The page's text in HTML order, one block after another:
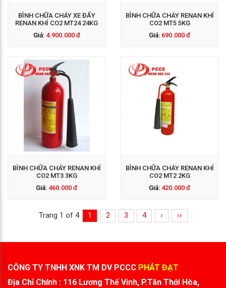
BÌNH CHỮA CHÁY XE ĐẨY
RENAN KHÍ CO2 MT24 24KG
Giá: 4.900.000 đ
BÌNH CHỮA CHÁY RENAN KHÍ
CO2 MT5 5KG
Giá: 690.000 đ
BÌNH CHỮA CHÁY RENAN KHÍ
CO2 MT3 3KG
Giá: 460.000 đ
GỌI NGAY: 0938 563
114
BÌNH CHỮA CHÁY RENAN KHÍ
CO2 MT2 2KG
Giá: 420.000 đ
Trang 1 of 4 1 2 3 4 › ››
CÔNG TY TNHH XNK TM DV PCCC PHÁT ĐẠT
Địa Chỉ Chính : 116 Lương Thế Vinh, P.Tân Thới Hòa,